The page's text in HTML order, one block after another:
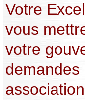
Votre
vous
votre
demandes